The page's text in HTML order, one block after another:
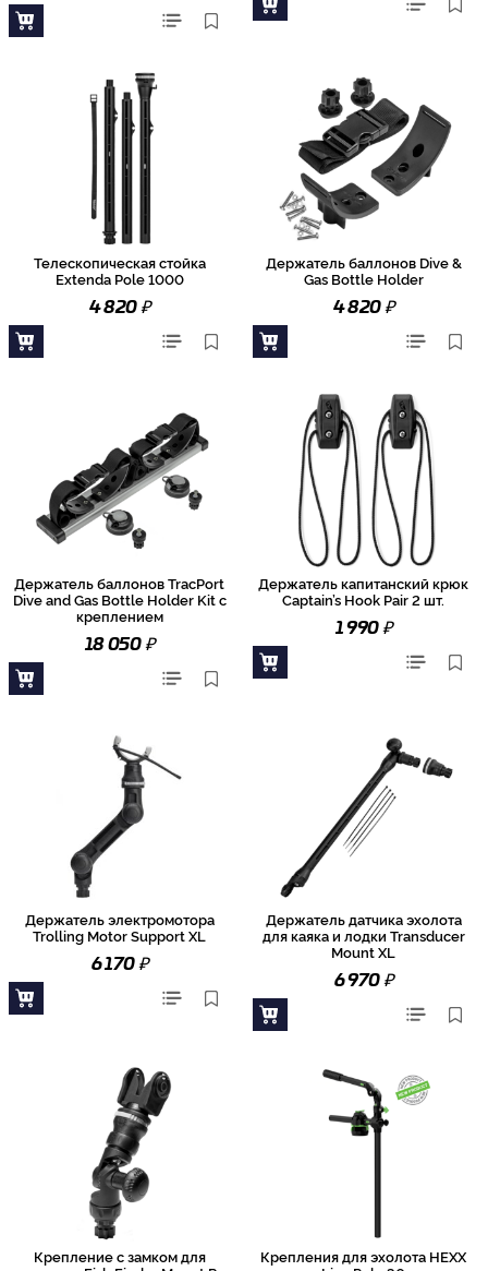
Телескопическая стойка
Extenda Pole 1000
4 820₽
Держатель баллонов Dive &
Gas Bottle Holder
4 820₽
Держатель баллонов TracPort
Dive and Gas Bottle Holder Kit с
креплением
18 050₽
Держатель капитанский крюк
Captain’s Hook Pair 2 шт.
1 990₽
Держатель электромотора
Trolling Motor Support XL
6 170₽
Держатель датчика эхолота
для каяка и лодки Transducer
Mount XL
6 970₽
Крепление с замком для
Крепления для эхолота HEXX